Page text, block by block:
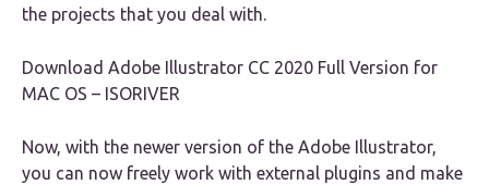
the projects that you deal with.
Download Adobe Illustrator CC 2020 Full Version for
MAC OS – ISORIVER
Now, with the newer version of the Adobe Illustrator,
you can now freely work with external plugins and make